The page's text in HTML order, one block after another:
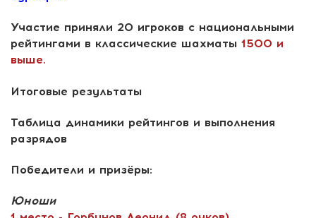
Участие приняли 20 игроков с национальными
рейтингами в классические шахматы 1500 и
выше.
Итоговые результаты
Таблица динамики рейтингов и выполнения
разрядов
Победители и призёры:
Юноши